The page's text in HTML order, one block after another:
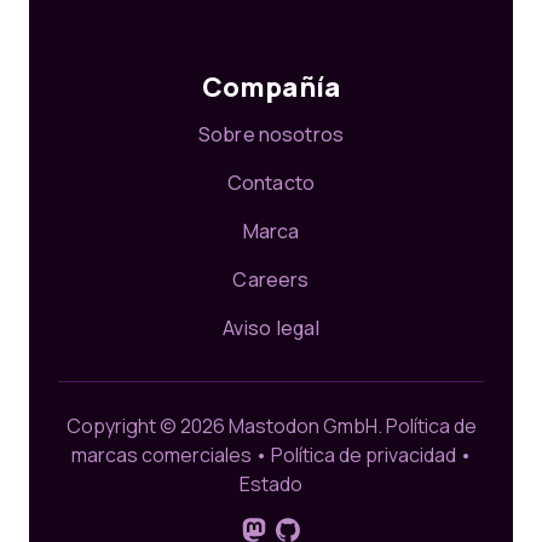
Compañía
Sobre nosotros
Contacto
Marca
Careers
Aviso legal
Copyright © 2026 Mastodon GmbH.Política de
marcas comerciales • Política de privacidad •
Estado